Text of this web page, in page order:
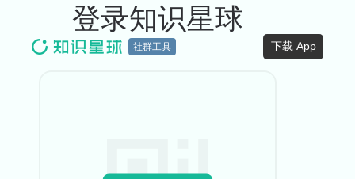
社群工具 下载 App
登录知识星球